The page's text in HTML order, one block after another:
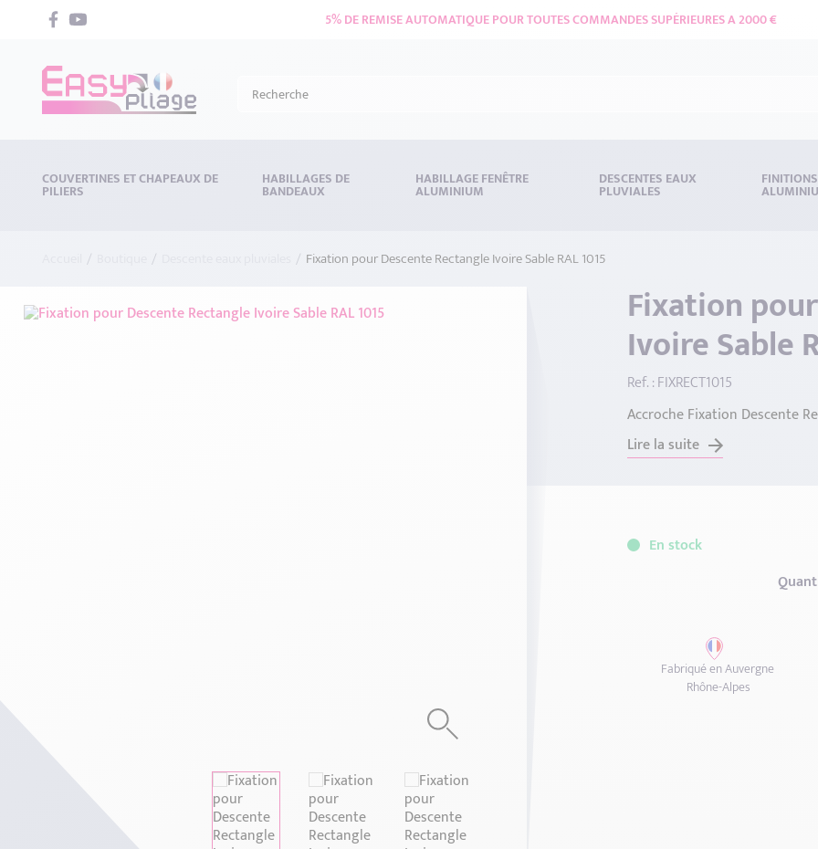
5% DE REMISE AUTOMATIQUE POUR TOUTES COMMANDES SUPÉRIEURES A 2000 €
COUVERTINES ET CHAPEAUX DE
PILIERS
HABILLAGES DE
BANDEAUX
HABILLAGE FENÊTRE
ALUMINIUM
DESCENTES EAUX
PLUVIALES
Fixation pour Descente Rectangle Ivoire Sable RAL 1015
Fixation
Ivoire Sable
Ref. : FIXRECT1015
Accroche Fixation Descente
Lire la suite
En stock
Fabriqué en Auvergne
Rhône-Alpes